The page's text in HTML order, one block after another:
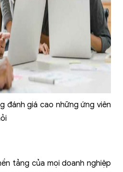
đánh giá cao những ứng viên
tảng của mọi doanh nghiệp